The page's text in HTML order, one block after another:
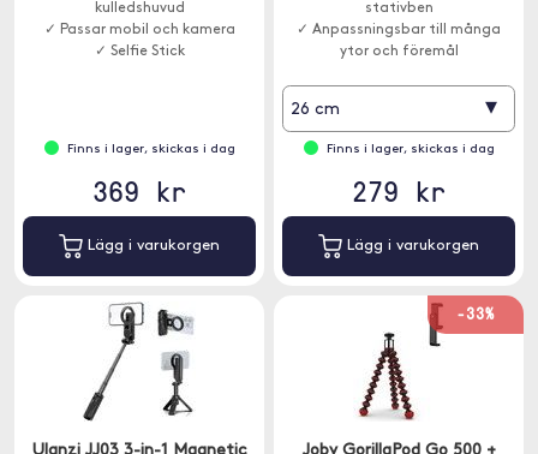
kulledshuvud
✓ Passar mobil och kamera
✓ Selfie Stick
Finns i lager, skickas i dag
369 kr
Lägg i varukorgen
stativben
✓ Anpassningsbar till många
ytor och föremål
26 cm ▾
Finns i lager, skickas i dag
279 kr
Lägg i varukorgen
-33%